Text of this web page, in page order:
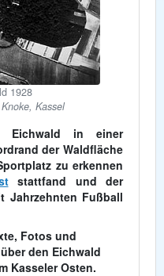
1928
Kassel
Eichwald in einer
der Waldfläche
zu erkennen
stattfand und der
Jahrzehnten Fußball
Fotos und
den Eichwald
Kasseler Osten.